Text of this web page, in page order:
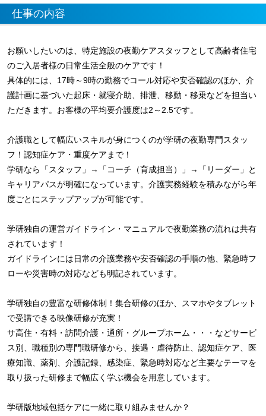
仕事の内容
お願いしたいのは、特定施設の夜勤ケアスタッフとして高齢者住宅
のご入居者様の日常生活全般のケアです！
具体的には、17時～9時の勤務でコール対応や安否確認のほか、介
護計画に基づいた起床・就寝介助、排泄、移動・移乗などを担当い
ただきます。お客様の平均要介護度は2～2.5です。
介護職として幅広いスキルが身につくのが学研の夜勤専門スタッ
フ！認知症ケア・重度ケアまで！
学研なら「スタッフ」→「コーチ（育成担当）」→「リーダー」と
キャリアパスが明確になっています。介護実務経験を積みながら年
度ごとにステップアップが可能です。
学研独自の運営ガイドライン・マニュアルで夜勤業務の流れは共有
されています！
ガイドラインには日常の介護業務や安否確認の手順の他、緊急時フ
ローや災害時の対応なども明記されています。
学研独自の豊富な研修体制！集合研修のほか、スマホやタブレット
で受講できる映像研修が充実！
サ高住・有料・訪問介護・通所・グループホーム・・・などサービ
ス別、職種別の専門職研修から、接遇・虐待防止、認知症ケア、医
療知識、薬剤、介護記録、感染症、緊急時対応など主要なテーマを
取り扱った研修まで幅広く学ぶ機会を用意しています。
学研版地域包括ケアに一緒に取り組みませんか？